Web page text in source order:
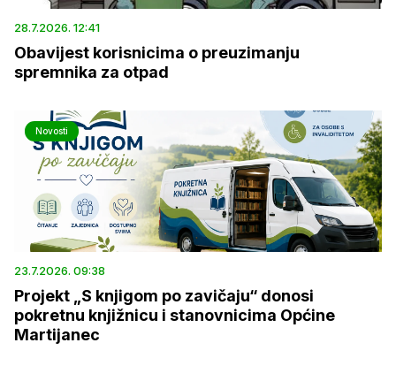
28.7.2026. 12:41
Obavijest korisnicima o preuzimanju
spremnika za otpad
Novosti
23.7.2026. 09:38
Projekt „S knjigom po zavičaju“ donosi
pokretnu knjižnicu i stanovnicima Općine
Martijanec